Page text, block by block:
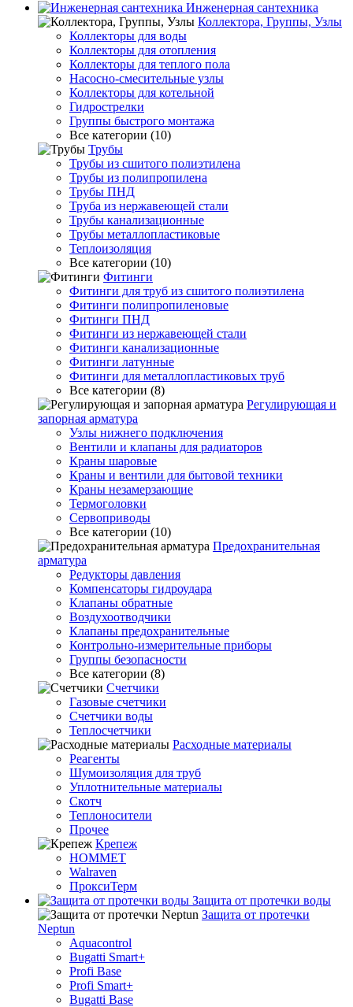
Инженерная сантехника
Коллектора, Группы, Узлы
Коллекторы для воды
Коллекторы для отопления
Коллекторы для теплого пола
Насосно-смесительные узлы
Коллекторы для котельной
Гидрострелки
Группы быстрого монтажа
Все категории (10)
Трубы
Трубы из сшитого полиэтилена
Трубы из полипропилена
Трубы ПНД
Труба из нержавеющей стали
Трубы канализационные
Трубы металлопластиковые
Теплоизоляция
Все категории (10)
Фитинги
Фитинги для труб из сшитого полиэтилена
Фитинги полипропиленовые
Фитинги ПНД
Фитинги из нержавеющей стали
Фитинги канализационные
Фитинги латунные
Фитинги для металлопластиковых труб
Все категории (8)
Регулирующая и
запорная арматура
Узлы нижнего подключения
Вентили и клапаны для радиаторов
Краны шаровые
Краны и вентили для бытовой техники
Краны незамерзающие
Термоголовки
Сервоприводы
Все категории (10)
Предохранительная
арматура
Редукторы давления
Компенсаторы гидроудара
Клапаны обратные
Воздухоотводчики
Клапаны предохранительные
Контрольно-измерительные приборы
Группы безопасности
Все категории (8)
Счетчики
Газовые счетчики
Счетчики воды
Теплосчетчики
Расходные материалы
Реагенты
Шумоизоляция для труб
Уплотнительные материалы
Скотч
Теплоносители
Прочее
Крепеж
HOMMET
Walraven
ПроксиТерм
Защита от протечки воды
Защита от протечки
Neptun
Aquacontrol
Bugatti Smart+
Profi Base
Profi Smart+
Bugatti Base